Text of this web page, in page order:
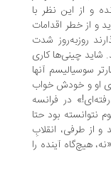
این نظر با
اقدامات
شدت
کاری
آنها
خودش خواب
در فرانسه
بود حتا
انقلابِ
آینده را